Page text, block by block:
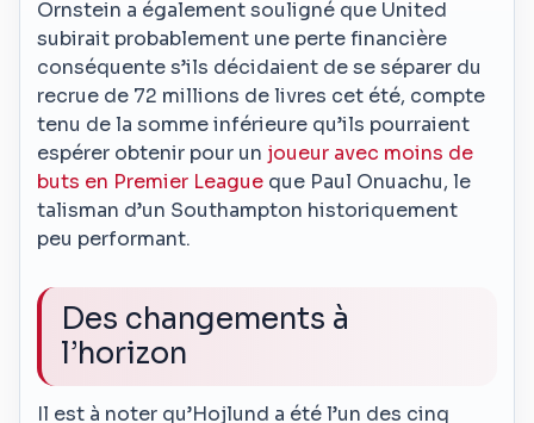
Ornstein a également souligné que United
subirait probablement une perte financière
conséquente s’ils décidaient de se séparer du
recrue de 72 millions de livres cet été, compte
tenu de la somme inférieure qu’ils pourraient
espérer obtenir pour un joueur avec moins de
buts en Premier League que Paul Onuachu, le
talisman d’un Southampton historiquement
peu performant.
Des changements à
l’horizon
Il est à noter qu’Hojlund a été l’un des cinq